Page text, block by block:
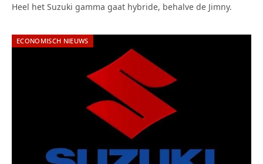
Heel het Suzuki gamma gaat hybride, behalve de Jimny.
ECONOMISCH NIEUWS